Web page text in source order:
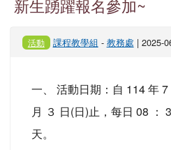
新生踴躍報名參加~
活動 課程教學組 - 教務處 | 2025-
一、 活動日期：自 114 年
月 ３ 日(日)止，每日 08 ：
天。